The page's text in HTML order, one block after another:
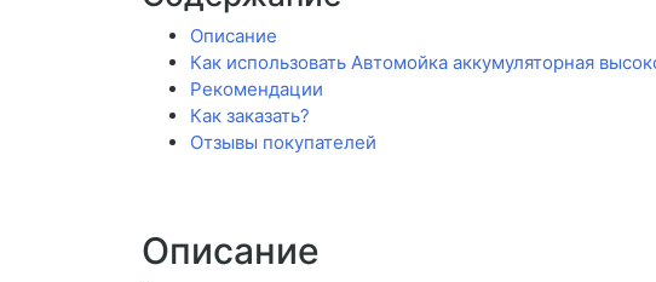
Описание
Как использовать Автомойка аккумуляторная
Рекомендации
Как заказать?
Отзывы покупателей
Описание